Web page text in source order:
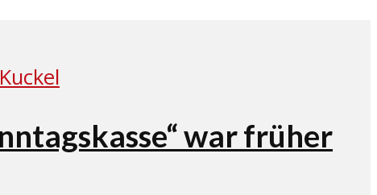
war früher